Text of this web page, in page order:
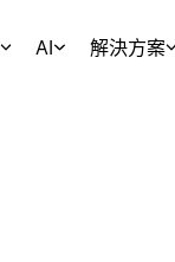
AI 解決方案